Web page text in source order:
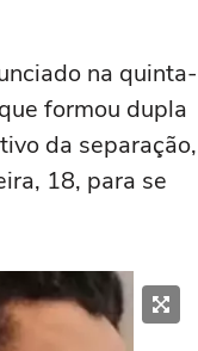
na quinta-
formou dupla
da separação,
18, para se